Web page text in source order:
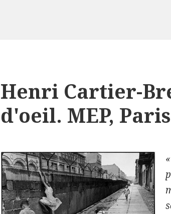
Henri Cartier-
d'oeil. MEP,